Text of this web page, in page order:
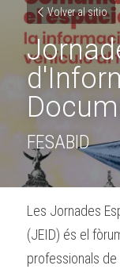
Volver al sitio
FESABID
Les Jornades
(JEID) és el
professionals